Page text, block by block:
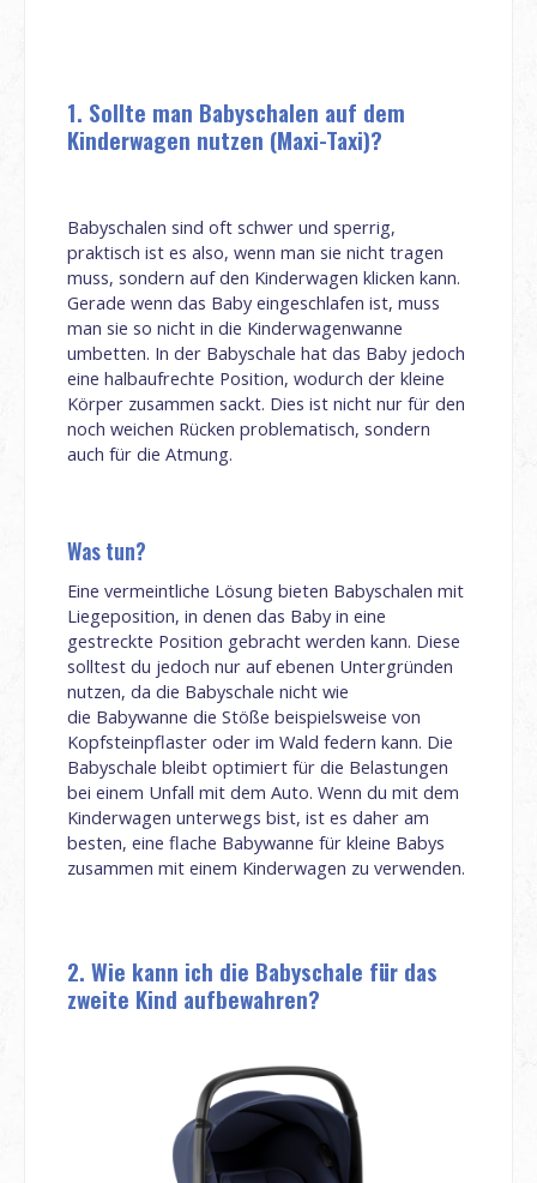
1. Sollte man Babyschalen auf dem
Kinderwagen nutzen (Maxi-Taxi)?
Babyschalen sind oft schwer und sperrig,
praktisch ist es also, wenn man sie nicht tragen
muss, sondern auf den Kinderwagen klicken kann.
Gerade wenn das Baby eingeschlafen ist, muss
man sie so nicht in die Kinderwagenwanne
umbetten. In der Babyschale hat das Baby jedoch
eine halbaufrechte Position, wodurch der kleine
Körper zusammen sackt. Dies ist nicht nur für den
noch weichen Rücken problematisch, sondern
auch für die Atmung.
Was tun?
Eine vermeintliche Lösung bieten Babyschalen mit
Liegeposition, in denen das Baby in eine
gestreckte Position gebracht werden kann. Diese
solltest du jedoch nur auf ebenen Untergründen
nutzen, da die Babyschale nicht wie
die Babywanne die Stöße beispielsweise von
Kopfsteinpflaster oder im Wald federn kann. Die
Babyschale bleibt optimiert für die Belastungen
bei einem Unfall mit dem Auto. Wenn du mit dem
Kinderwagen unterwegs bist, ist es daher am
besten, eine flache Babywanne für kleine Babys
zusammen mit einem Kinderwagen zu verwenden.
2. Wie kann ich die Babyschale für das
zweite Kind aufbewahren?